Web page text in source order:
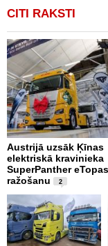
CITI RAKSTI
Austrijā uzsāk Ķīnas
elektriskā kravinieka
SuperPanther
ražošanu
2